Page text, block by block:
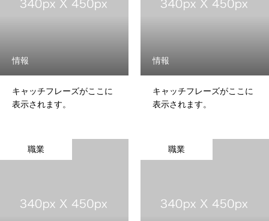
情報
キャッチフレーズがここに
表示されます。
情報
キャッチフレーズがここに
表示されます。
職業 職業